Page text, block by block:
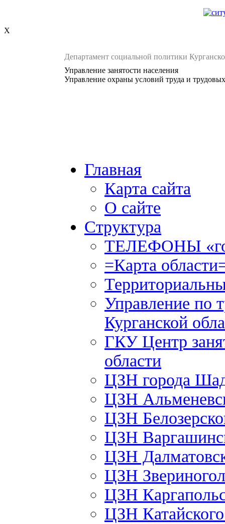
X
Департамент социальной политики
Управление занятости населения
Управление охраны условий труда и
Главная
Карта сайта
О сайте
Структура
ТЕЛЕФОНЫ
=Карта
Управление по
Курганской
ГКУ Центр
области
ЦЗН города
ЦЗН
ЦЗН
ЦЗН
ЦЗН
ЦЗН
ЦЗН
ЦЗН